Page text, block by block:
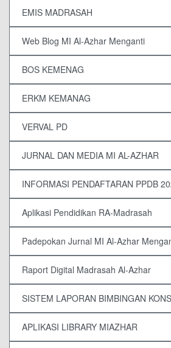
EMIS MADRASAH
Web Blog MI Al-Azhar Menganti
BOS KEMENAG
ERKM KEMANAG
VERVAL PD
JURNAL DAN MEDIA MI AL-AZHAR
INFORMASI PENDAFTARAN PPDB
Aplikasi Pendidikan RA-Madrasah
Padepokan Jurnal MI Al-Azhar
Raport Digital Madrasah Al-Azhar
SISTEM LAPORAN BIMBINGAN
APLIKASI LIBRARY MIAZHAR